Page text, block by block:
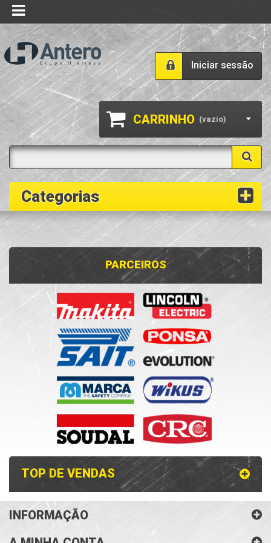
Categorias
Iniciar sessão
CARRINHO (vazio)
PARCEIROS
TOP DE VENDAS
INFORMAÇÃO